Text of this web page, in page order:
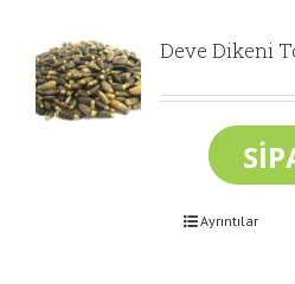
Deve Dikeni
Ayrıntılar